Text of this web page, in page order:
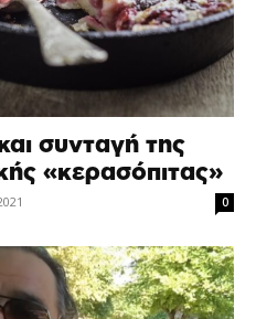
συνταγή της
«κερασόπιτας»
0